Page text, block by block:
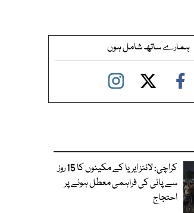
ہمارے ساتھ شامل ہوں
کراچی: لائنز ایریا کے مکینوں کا 15 روز
سے پانی کی فراہمی معطل ہونے پر
احتجاج